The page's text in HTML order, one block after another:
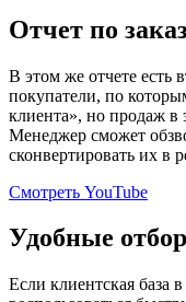
Отчет по
В этом же отчете есть
покупатели, по
клиента», но продаж в
Менеджер сможет
сконвертировать их в
Смотреть YouTube
Удобные
Если клиентская база